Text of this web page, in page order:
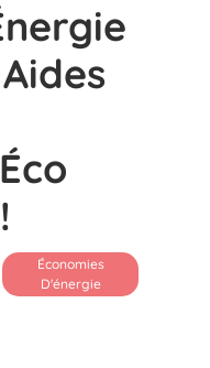
Économies
D'énergie